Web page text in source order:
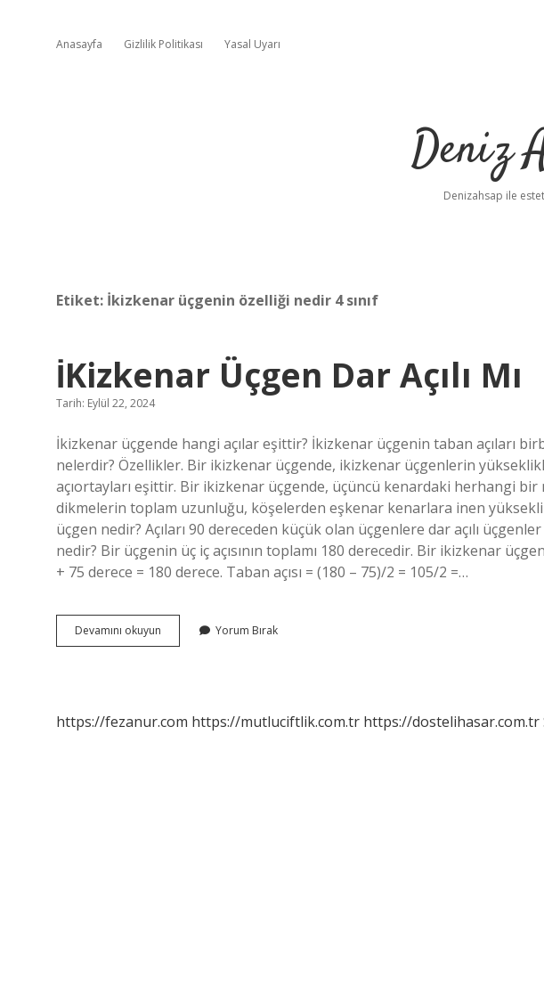
Anasayfa Gizlilik Politikası Yasal Uyarı
Deniz
Denizahsap ile
Etiket: İkizkenar üçgenin özelliği nedir 4 sınıf
İKizkenar Üçgen Dar Açılı Mı
Tarih: Eylül 22, 2024
İkizkenar üçgende hangi açılar eşittir? İkizkenar üçgenin taban açıları
nelerdir? Özellikler. Bir ikizkenar üçgende, ikizkenar üçgenlerin
açıortayları eşittir. Bir ikizkenar üçgende, üçüncü kenardaki herhangi
dikmelerin toplam uzunluğu, köşelerden eşkenar kenarlara inen
üçgen nedir? Açıları 90 dereceden küçük olan üçgenlere dar açılı
nedir? Bir üçgenin üç iç açısının toplamı 180 derecedir. Bir ikizkenar
+ 75 derece = 180 derece. Taban açısı = (180 – 75)/2 = 105/2 =…
Devamını okuyun İKizkenar
Üçgen
Yorum Bırak
https://fezanur.com https://mutluciftlik.com.tr https://dostelihasar.com.tr